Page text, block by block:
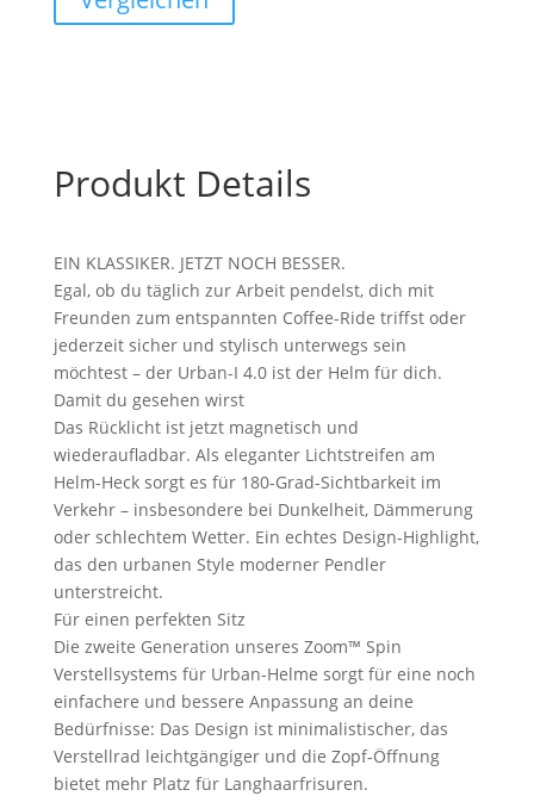
cm
Produkt Details
EIN KLASSIKER. JETZT NOCH BESSER.
Egal, ob du täglich zur Arbeit pendelst, dich mit
Freunden zum entspannten Coffee-Ride triffst oder
jederzeit sicher und stylisch unterwegs sein
möchtest – der Urban-I 4.0 ist der Helm für dich.
Damit du gesehen wirst
Das Rücklicht ist jetzt magnetisch und
wiederaufladbar. Als eleganter Lichtstreifen am
Helm-Heck sorgt es für 180-Grad-Sichtbarkeit im
Verkehr – insbesondere bei Dunkelheit, Dämmerung
oder schlechtem Wetter. Ein echtes Design-Highlight,
das den urbanen Style moderner Pendler
unterstreicht.
Für einen perfekten Sitz
Die zweite Generation unseres Zoom™ Spin
Verstellsystems für Urban-Helme sorgt für eine noch
einfachere und bessere Anpassung an deine
Bedürfnisse: Das Design ist minimalistischer, das
Verstellrad leichtgängiger und die Zopf-Öffnung
bietet mehr Platz für Langhaarfrisuren.